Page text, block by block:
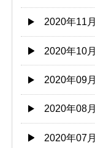
2020年11月
2020年10月
2020年09月
2020年08月
2020年07月